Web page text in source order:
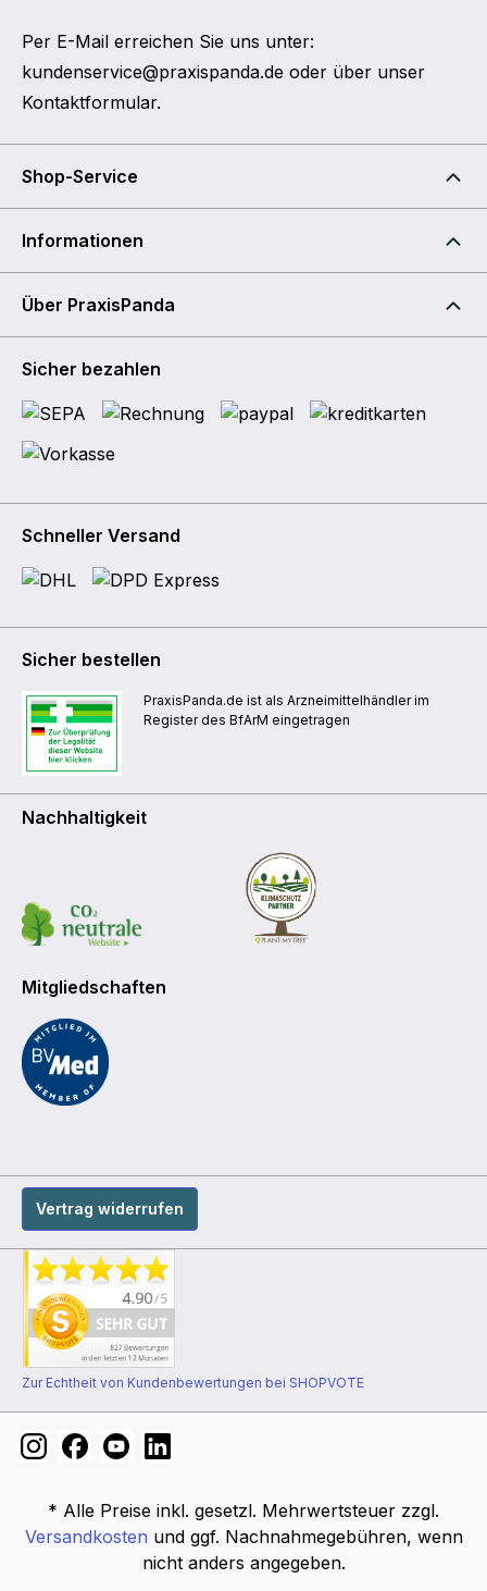
Per E-Mail erreichen Sie uns unter:
kundenservice@praxispanda.de oder über unser
Kontaktformular.
Shop-Service
Informationen
Über PraxisPanda
Sicher bezahlen
Schneller Versand
Sicher bestellen
PraxisPanda.de ist als Arzneimittelhändler im
Register des BfArM eingetragen
Nachhaltigkeit
Mitgliedschaften
Vertrag widerrufen
Zur Echtheit von Kundenbewertungen bei SHOPVOTE
* Alle Preise inkl. gesetzl. Mehrwertsteuer zzgl.
Versandkosten und ggf. Nachnahmegebühren, wenn
nicht anders angegeben.